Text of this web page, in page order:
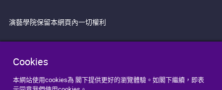
Cookies
本網站使用cookies為 閣下提供更好的瀏覽體驗。如閣下繼續，即表
演藝學院保留本網頁內一切權利